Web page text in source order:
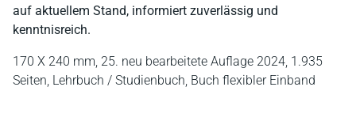
auf aktuellem Stand, informiert zuverlässig und
kenntnisreich.
170 X 240 mm, 25. neu bearbeitete Auflage 2024, 1.935
Seiten, Lehrbuch / Studienbuch, Buch flexibler Einband